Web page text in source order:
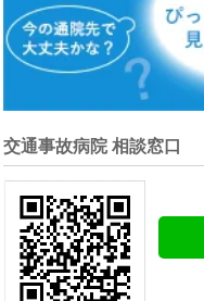
交通事故病院 相談窓口